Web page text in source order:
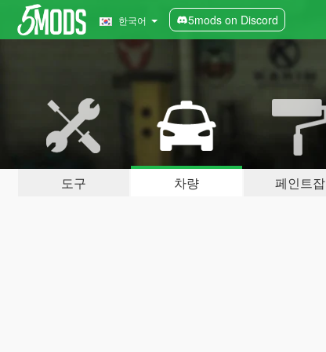
한국어 5mods on Discord
도구 차량 페인트잡